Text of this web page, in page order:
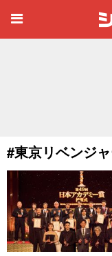
#東京リベンジ